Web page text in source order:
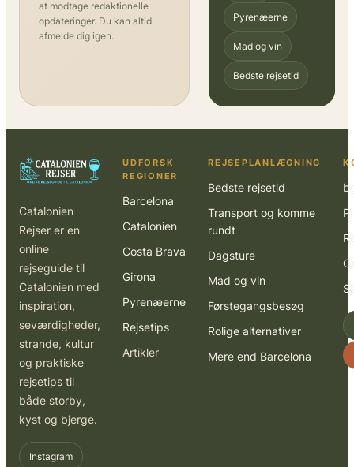
at modtage redaktionelle
opdateringer. Du kan altid
afmelde dig igen.
Pyrenæerne
Mad og vin
Bedste rejsetid
Catalonien
Rejser er en
online
rejseguide til
Catalonien med
inspiration,
seværdigheder,
strande, kultur
og praktiske
rejsetips til
både storby,
kyst og bjerge.
Instagram
UDFORSK
REGIONER
Barcelona
Catalonien
Costa Brava
Girona
Pyrenæerne
Rejsetips
Artikler
REJSEPLANLÆGNING
Bedste rejsetid
Transport og komme
rundt
Dagsture
Mad og vin
Førstegangsbesøg
Rolige alternativer
Mere end Barcelona